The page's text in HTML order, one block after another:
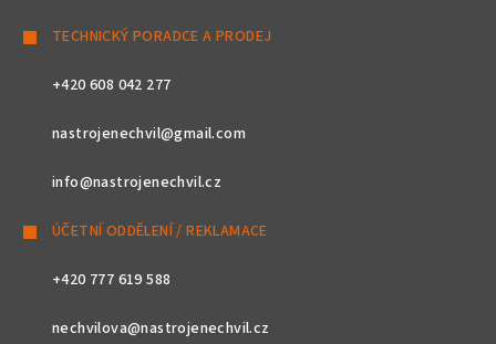
TECHNICKÝ PORADCE A PRODEJ
+420 608 042 277
nastrojenechvil@gmail.com
info@nastrojenechvil.cz
ÚČETNÍ ODDĚLENÍ / REKLAMACE
+420 777 619 588
nechvilova@nastrojenechvil.cz